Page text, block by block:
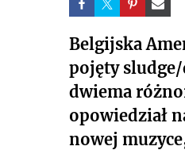
Belgijska
pojęty
dwiema
opowiedział
nowej